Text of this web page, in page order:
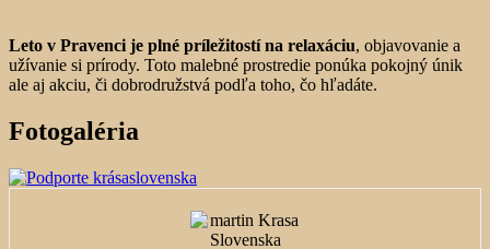
Leto v Pravenci je plné príležitostí na relaxáciu, objavovanie a
užívanie si prírody. Toto malebné prostredie ponúka pokojný únik
ale aj akciu, či dobrodružstvá podľa toho, čo hľadáte.
Fotogaléria